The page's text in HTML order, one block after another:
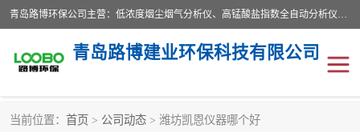
青岛路博环保公司主营：低浓度烟尘烟气分析仪、高锰酸盐指数全自动分析仪、便携式超声波明渠流量计、便携式水质采样器、恒温恒湿称重系统、手持式油烟检测仪等;是一家集环保科研、设计、生产、维护、销售和系统集成为一体的综合性高科技企业。路博人秉承"科学技术是第一生产力的重要理念，倡导环境友好型的生产、生活和消费方式。
青岛路博建业环保科技有限公司
当前位置： 首页 > 公司动态 > 潍坊凯恩仪器哪个好